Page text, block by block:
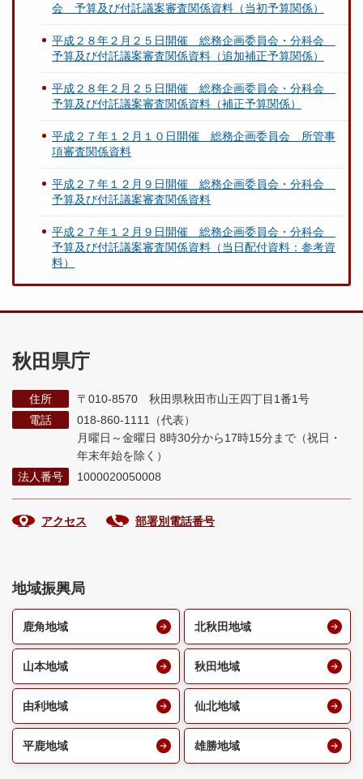
会 予算及び付託議案審査関係資料（当初予算関係）
平成２８年２月２５日開催 総務企画委員会・分科会
予算及び付託議案審査関係資料（追加補正予算関係）
平成２８年２月２５日開催 総務企画委員会・分科会
予算及び付託議案審査関係資料（補正予算関係）
平成２７年１２月１０日開催 総務企画委員会 所管事
項審査関係資料
平成２７年１２月９日開催 総務企画委員会・分科会
予算及び付託議案審査関係資料
平成２７年１２月９日開催 総務企画委員会・分科会
予算及び付託議案審査関係資料（当日配付資料：参考資
料）
秋田県庁
住所
〒010-8570 秋田県秋田市山王四丁目1番1号
電話
018-860-1111（代表）
月曜日～金曜日 8時30分から17時15分まで （祝日・
年末年始を除く）
法人番号
1000020050008
アクセス 部署別電話番号
地域振興局
鹿角地域 北秋田地域
山本地域 秋田地域
由利地域 仙北地域
平鹿地域 雄勝地域